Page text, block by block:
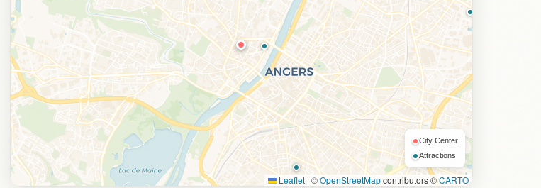
City Center
Attractions
Leaflet | ©OpenStreetMapcontributors ©CARTO